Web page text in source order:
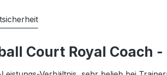
Court Royal Coach